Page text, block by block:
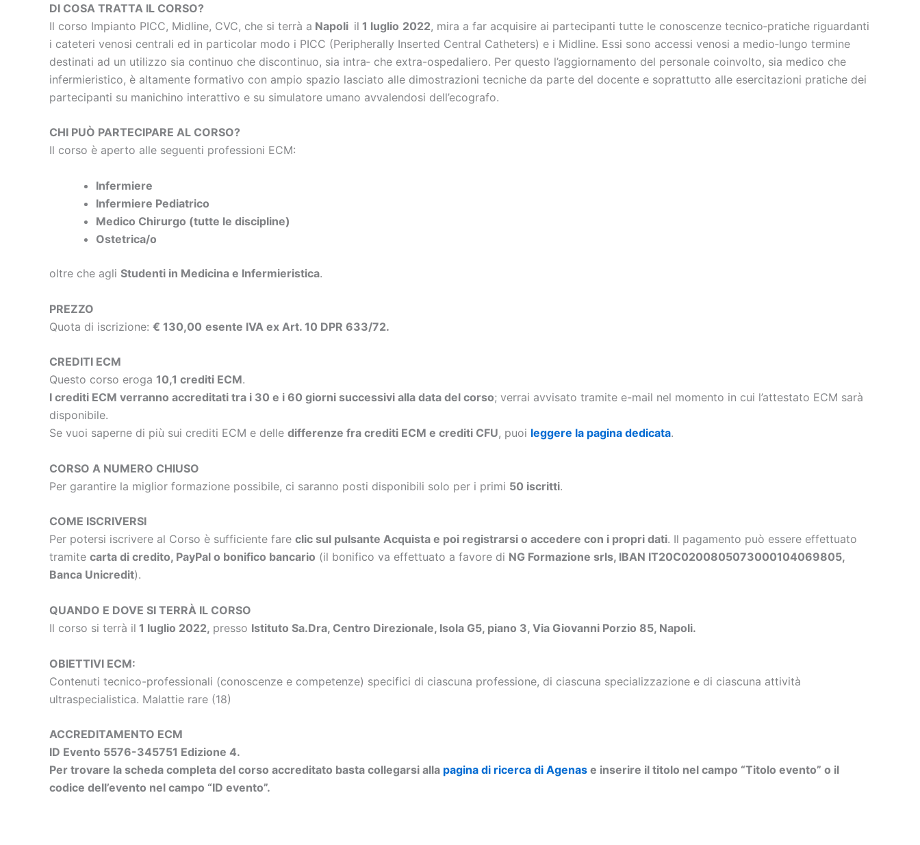
DI COSA TRATTA IL CORSO?
Il corso Impianto PICC, Midline, CVC, che si terrà a Napoli il 1 luglio 2022, mira a far acquisire ai partecipanti tutte le conoscenze tecnico‐pratiche riguardanti
i cateteri venosi centrali ed in particolar modo i PICC (Peripherally Inserted Central Catheters) e i Midline. Essi sono accessi venosi a medio‐lungo termine
destinati ad un utilizzo sia continuo che discontinuo, sia intra‐ che extra-ospedaliero. Per questo l’aggiornamento del personale coinvolto, sia medico che
infermieristico, è altamente formativo con ampio spazio lasciato alle dimostrazioni tecniche da parte del docente e soprattutto alle esercitazioni pratiche dei
partecipanti su manichino interattivo e su simulatore umano avvalendosi dell’ecografo.
CHI PUÒ PARTECIPARE AL CORSO?
Il corso è aperto alle seguenti professioni ECM:
Infermiere
Infermiere Pediatrico
Medico Chirurgo (tutte le discipline)
Ostetrica/o
oltre che agli Studenti in Medicina e Infermieristica.
PREZZO
Quota di iscrizione: € 130,00 esente IVA ex Art. 10 DPR 633/72.
CREDITI ECM
Questo corso eroga 10,1 crediti ECM.
I crediti ECM verranno accreditati tra i 30 e i 60 giorni successivi alla data del corso; verrai avvisato tramite e-mail nel momento in cui l’attestato ECM sarà
disponibile.
Se vuoi saperne di più sui crediti ECM e delle differenze fra crediti ECM e crediti CFU, puoi leggere la pagina dedicata.
CORSO A NUMERO CHIUSO
Per garantire la miglior formazione possibile, ci saranno posti disponibili solo per i primi 50 iscritti.
COME ISCRIVERSI
Per potersi iscrivere al Corso è sufficiente fare clic sul pulsante Acquista e poi registrarsi o accedere con i propri dati. Il pagamento può essere effettuato
tramite carta di credito, PayPal o bonifico bancario (il bonifico va effettuato a favore di NG Formazione srls, IBAN IT20C0200805073000104069805,
Banca Unicredit).
QUANDO E DOVE SI TERRÀ IL CORSO
Il corso si terrà il 1 luglio 2022, presso Istituto Sa.Dra, Centro Direzionale, Isola G5, piano 3, Via Giovanni Porzio 85, Napoli.
OBIETTIVI ECM:
Contenuti tecnico-professionali (conoscenze e competenze) specifici di ciascuna professione, di ciascuna specializzazione e di ciascuna attività
ultraspecialistica. Malattie rare (18)
ACCREDITAMENTO ECM
ID Evento 5576-345751 Edizione 4.
Per trovare la scheda completa del corso accreditato basta collegarsi alla pagina di ricerca di Agenas e inserire il titolo nel campo “Titolo evento” o il
codice dell’evento nel campo “ID evento”.